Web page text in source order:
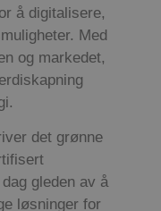
å digitalisere,
Med
og markedet,
det grønne
gleden av å
løsninger for